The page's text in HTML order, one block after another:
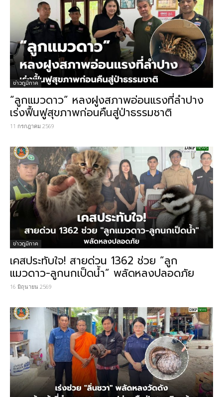
ข่าวภูมิภาค
“ลูกแมวดาว” หลงฝูงสภาพอ่อนแรงที่ลำปาง
เร่งฟื้นฟูสุขภาพก่อนคืนสู่ป่าธรรมชาติ
11 กรกฎาคม 2569
ข่าวภูมิภาค
เคสประทับใจ! สายด่วน 1362 ช่วย “ลูก
แมวดาว-ลูกนกเป็ดน้ำ” พลัดหลงปลอดภัย
16 มิถุนายน 2569